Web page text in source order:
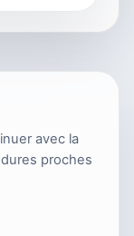
avec la
proches